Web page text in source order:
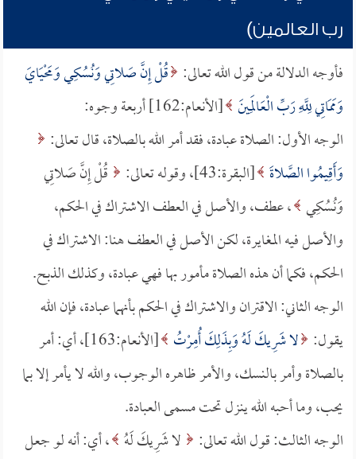
رب العالمين)
فأوجه الدلالة من قول الله تعالى: قُلْ إِنَّ صَلاتِي وَنُسُكِي وَمَحْيَايَ
وَمَمَاتِي لِلَّهِ رَبِّ الْعَالَمِينَ [الأنعام:162] أربعة وجوه:
الوجه الأول: الصلاة عبادة، فقد أمر الله بالصلاة، قال تعالى:
وَأَقِيمُوا الصَّلاةَ [البقرة:43]، وقوله تعالى:
قُلْ إِنَّ صَلاتِي
وَنُسُكِي ، عطف، والأصل في العطف الاشتراك في الحكم،
والأصل فيه المغايرة، لكن الأصل في العطف هنا: الاشتراك في
الحكم، فكما أن هذه الصلاة مأمور بها فهي عبادة، وكذلك الذبح.
الوجه الثاني: الاقتران والاشتراك في الحكم بأنهما عبادة، فإن الله
يقول: لا شَرِيكَ لَهُ وَبِذَلِكَ أُمِرْتُ
[الأنعام:163]، أي: أمر
بالصلاة وأمر بالنسك، والأمر ظاهره الوجوب، والله لا يأمر إلا بما
يحب، وما أحبه الله ينزل تحت مسمى العبادة.
الوجه الثالث: قول الله تعالى:
لا شَرِيكَ لَهُ ، أي: أنه لو جعل